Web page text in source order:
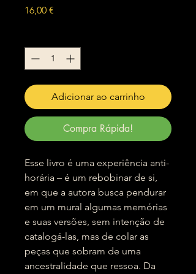
16,00 €
Adicionar ao carrinho
Compra Rápida!
Esse livro é uma experiência anti-
horária – é um rebobinar de si,
em que a autora busca pendurar
em um mural algumas memórias
e suas versões, sem intenção de
catalogá-las, mas de colar as
peças que sobram de uma
ancestralidade que ressoa. Da